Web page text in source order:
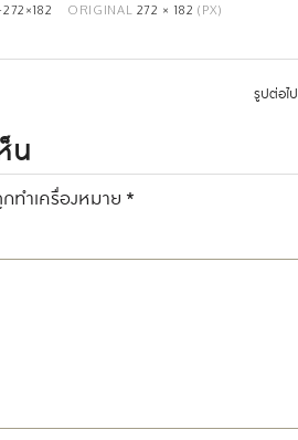
ORIGINAL 272 × 182 (PX)
รูปต่อไป
น
ทำเครื่องหมาย *